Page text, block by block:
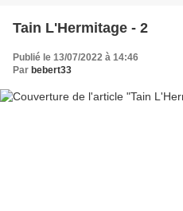
Tain L'Hermitage - 2
Publié le 13/07/2022 à 14:46
Par bebert33